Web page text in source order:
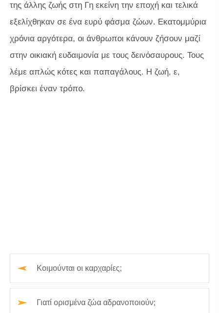
της άλλης ζωής στη Γη εκείνη την εποχή και τελικά
εξελίχθηκαν σε ένα ευρύ φάσμα ζώων. Εκατομμύρια
χρόνια αργότερα, οι άνθρωποι κάνουν ζήσουν μαζί
στην οικιακή ευδαιμονία με τους δεινόσαυρους. Τους
λέμε απλώς κότες και παπαγάλους. Η ζωή, ε,
βρίσκει έναν τρόπο.
Κοιμούνται οι καρχαρίες;
Γιατί ορισμένα ζώα αδρανοποιούν;